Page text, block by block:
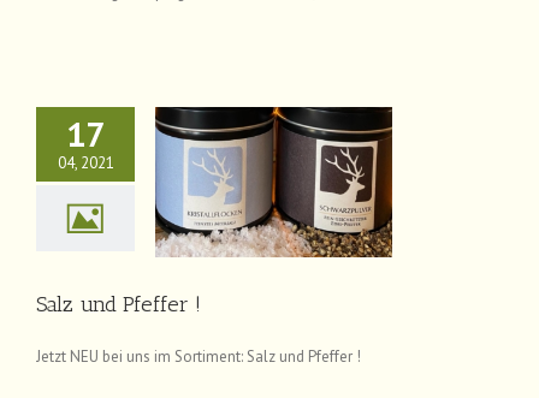
17
04, 2021
Salz und Pfeffer !
Jetzt NEU bei uns im Sortiment: Salz und Pfeffer !